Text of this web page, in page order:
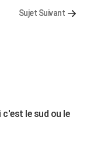
Sujet Suivant
le sud ou le